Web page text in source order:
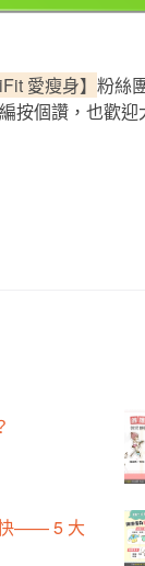
iFit 愛瘦身】 粉絲
按個讚，也歡
快—— 5 大